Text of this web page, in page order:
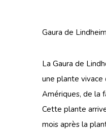
Gaura de
La Gaura de
une plante vivace
Amériques, de la
Cette plante
mois après la